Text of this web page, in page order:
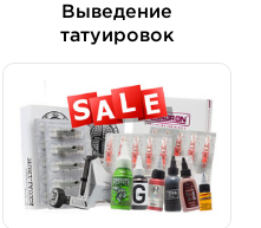
Выведение
татуировок